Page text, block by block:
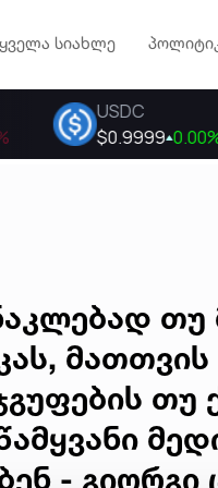
ყველა სიახლე
თუ
- გიორგი